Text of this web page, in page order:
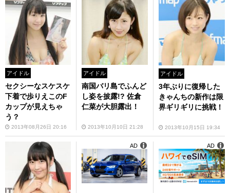
アイドル
セクシーなスケスケ
下着で歩りえこのF
カップが見えちゃ
う？
2013年08月26日 20:16
アイドル
南国バリ島でふんど
し姿を披露!? 佐倉
仁菜が大胆露出！
2013年10月10日 21:28
アイドル
3年ぶりに復帰した
きゃんちの新作は限
界ギリギリに挑戦！
2013年10月15日 19:34
AD AD